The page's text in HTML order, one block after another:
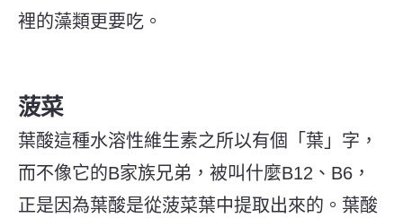
裡的藻類更要吃。
菠菜
葉酸這種水溶性維生素之所以有個「葉」字，
而不像它的B家族兄弟，被叫什麼B12、B6，
正是因為葉酸是從菠菜葉中提取出來的。葉酸